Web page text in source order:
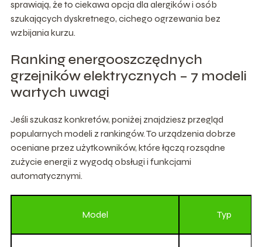
sprawiają, że to ciekawa opcja dla alergików i osób
szukających dyskretnego, cichego ogrzewania bez
wzbijania kurzu.
Ranking energooszczędnych
grzejników elektrycznych – 7 modeli
wartych uwagi
Jeśli szukasz konkretów, poniżej znajdziesz przegląd
popularnych modeli z rankingów. To urządzenia dobrze
oceniane przez użytkowników, które łączą rozsądne
zużycie energii z wygodą obsługi i funkcjami
automatycznymi.
Model Typ